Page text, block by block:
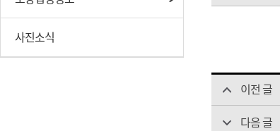
사진소식
이전 글
다음 글